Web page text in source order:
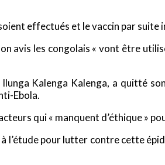
effectués et le vaccin par suite
avis les congolais « vont être
Kalenga Kalenga, a quitté
Ebola.
qui « manquent d’éthique »
pour lutter contre cette